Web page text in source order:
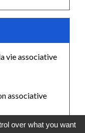
vie associative
associative
over what you want